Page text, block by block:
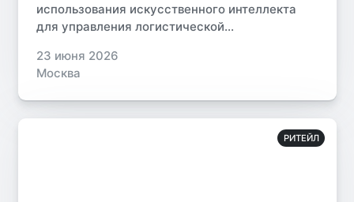
использования искусственного интеллекта
для управления логистической...
23 июня 2026
Москва
РИТЕЙЛ